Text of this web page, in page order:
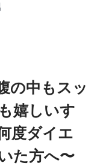
の中もスッ
嬉しいす
度ダイエ
た方へ〜